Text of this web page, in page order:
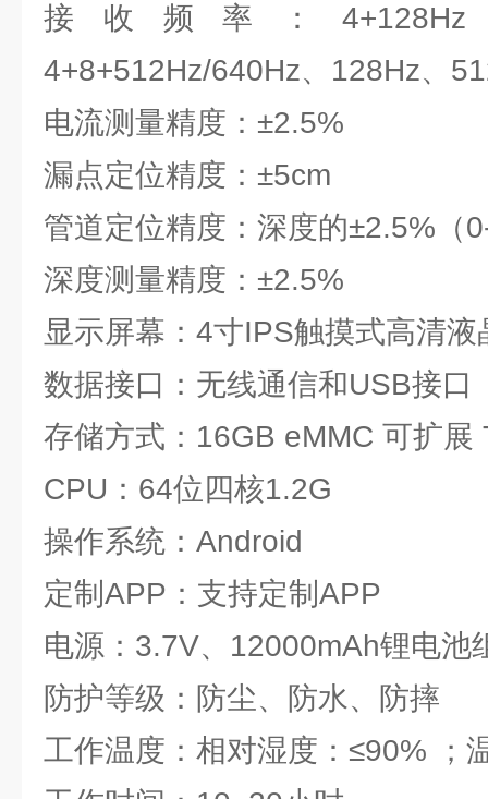
接收频率：4+128Hz
4+8+512Hz/640Hz、128Hz、
电流测量精度：±2.5%
漏点定位精度：±5cm
管道定位精度：深度的±2.5%（
深度测量精度：±2.5%
显示屏幕：4寸IPS触摸式高清液
数据接口：无线通信和USB接口
存储方式：16GB eMMC 可扩展
CPU：64位四核1.2G
操作系统：Android
定制APP：支持定制APP
电源：3.7V、12000mAh锂电池
防护等级：防尘、防水、防摔
工作温度：相对湿度：≤90%